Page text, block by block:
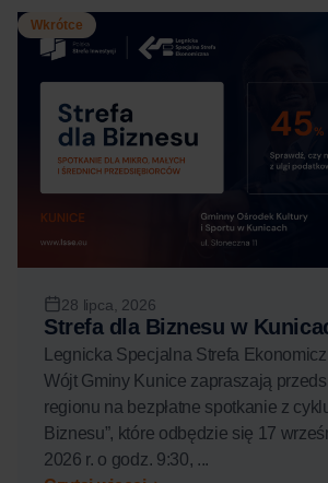
Wkrótce
28 lipca, 2026
Strefa dla Biznesu w
Legnicka Specjalna Strefa
Wójt Gminy Kunice zapraszają
regionu na bezpłatne spotkanie z
Biznesu”, które odbędzie się 17
2026 r. o godz. 9:30, ...